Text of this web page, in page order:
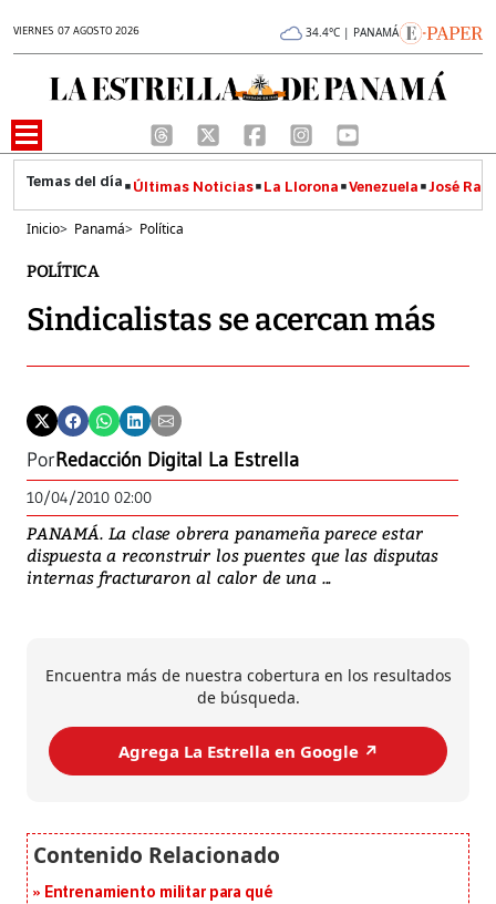
VIERNES 07 AGOSTO 2026 34.4°C | PANAMÁ
Últimas Noticias La Llorona Venezuela José
Inicio> Panamá> Política
POLÍTICA
Sindicalistas se acercan más
PorRedacción Digital La Estrella
10/04/2010 02:00
PANAMÁ. La clase obrera panameña parece estar
dispuesta a reconstruir los puentes que las disputas
internas fracturaron al calor de una ...
Encuentra más de nuestra cobertura en los resultados
de búsqueda.
Agrega La Estrella en Google ↗️
Entrenamiento militar para qué